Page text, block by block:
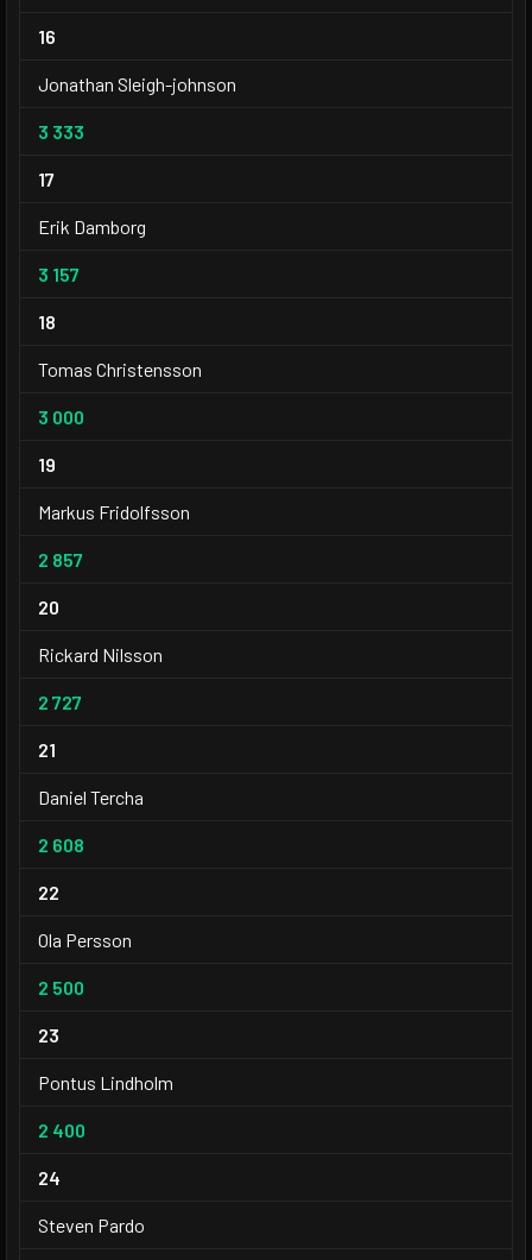
16
Jonathan Sleigh-johnson
3 333
17
Erik Damborg
3 157
18
Tomas Christensson
3 000
19
Markus Fridolfsson
2 857
20
Rickard Nilsson
2 727
21
Daniel Tercha
2 608
22
Ola Persson
2 500
23
Pontus Lindholm
2 400
24
Steven Pardo